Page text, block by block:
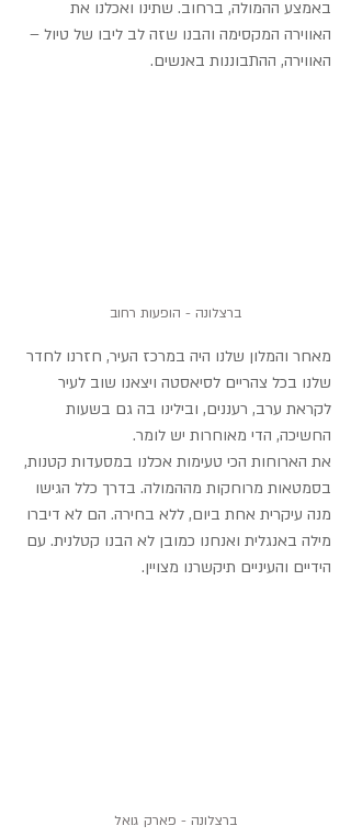
באמצע ההמולה, ברחוב. שתינו ואכלנו את
האווירה המקסימה והבנו שזה לב ליבו של טיול –
האווירה, ההתבוננות באנשים.
ברצלונה - הופעות רחוב
מאחר והמלון שלנו היה במרכז העיר, חזרנו לחדר
שלנו בכל צהריים לסיאסטה ויצאנו שוב לעיר
לקראת ערב, רעננים, ובילינו בה גם בשעות
החשיכה, הדי מאוחרות יש לומר.
את הארוחות הכי טעימות אכלנו במסעדות קטנות,
בסמטאות מרוחקות מההמולה. בדרך כלל הגישו
מנה עיקרית אחת ביום, ללא בחירה. הם לא דיברו
מילה באנגלית ואנחנו כמובן לא הבנו קטלנית. עם
הידיים והעיניים תיקשרנו מצויין.
ברצלונה - פארק גואל